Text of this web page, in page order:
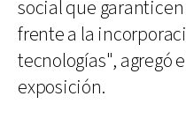
social que
frente a la
tecnologías", agregó
exposición.